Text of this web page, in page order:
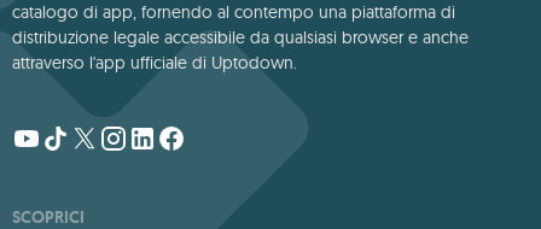
catalogo di app, fornendo al contempo una piattaforma di
distribuzione legale accessibile da qualsiasi browser e anche
attraverso l'app ufficiale di Uptodown.
SCOPRICI